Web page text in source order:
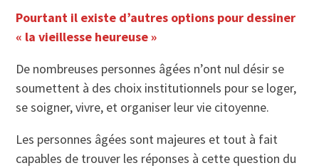
Pourtant il existe d’autres options pour dessiner
« la vieillesse heureuse »
De nombreuses personnes âgées n’ont nul désir se
soumettent à des choix institutionnels pour se loger,
se soigner, vivre, et organiser leur vie citoyenne.
Les personnes âgées sont majeures et tout à fait
capables de trouver les réponses à cette question du